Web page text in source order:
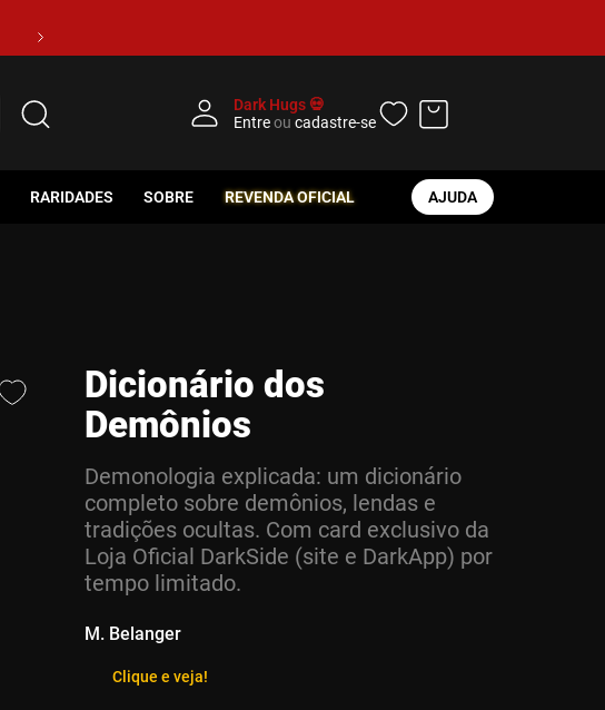
Dark Hugs 💀
Entreou cadastre-se
RARIDADES SOBRE REVENDA OFICIAL AJUDA
Dicionário dos
Demônios
Demonologia explicada: um dicionário
completo sobre demônios, lendas e
tradições ocultas. Com card exclusivo da
Loja Oficial DarkSide (site e DarkApp) por
tempo limitado.
M. Belanger
Clique e veja!